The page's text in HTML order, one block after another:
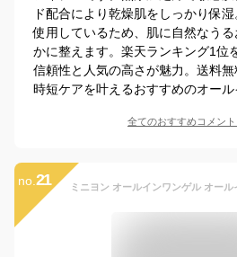
ド配合により乾燥肌をしっかり保
使用しているため、肌に自然なう
かに整えます。楽天ランキング1位
信頼性と人気の高さが魅力。送料無
時短ケアを叶えるおすすめのオール
全てのおすすめコメント
no. 21